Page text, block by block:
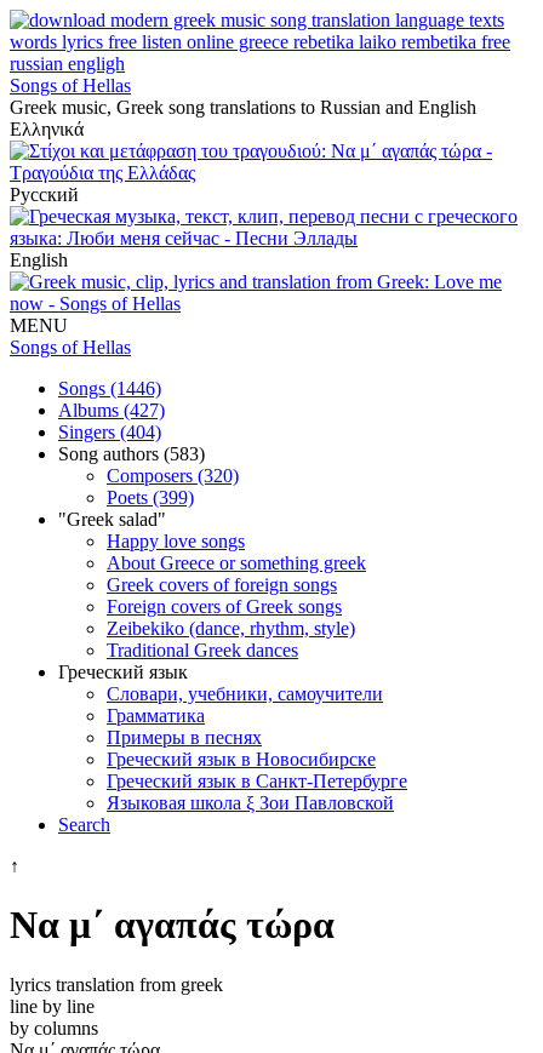
Songs of Hellas
Greek music, Greek song translations to Russian and English
Ελληνικά
Русский
English
MENU
Songs of Hellas
Songs (1446)
Albums (427)
Singers (404)
Song authors (583)
Composers (320)
Poets (399)
"Greek salad"
Happy love songs
About Greece or something greek
Greek covers of foreign songs
Foreign covers of Greek songs
Zeibekiko (dance, rhythm, style)
Traditional Greek dances
Греческий язык
Словари, учебники, самоучители
Грамматика
Примеры в песнях
Греческий язык в Новосибирске
Греческий язык в Санкт-Петербурге
Языковая школа ξ Зои Павловской
Search
↑
Να μ΄ αγαπάς τώρα
lyrics translation from greek
line by line
by columns